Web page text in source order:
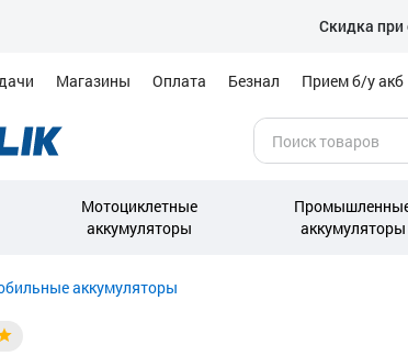
Скидка при
Магазины Оплата Безнал Прием б/у акб
Мотоциклетные
аккумуляторы
аккумуляторы
аккумуляторы